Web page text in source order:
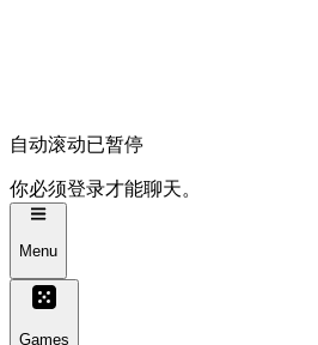
自动滚动已暂停
你必须登录才能聊天。
Menu
Games